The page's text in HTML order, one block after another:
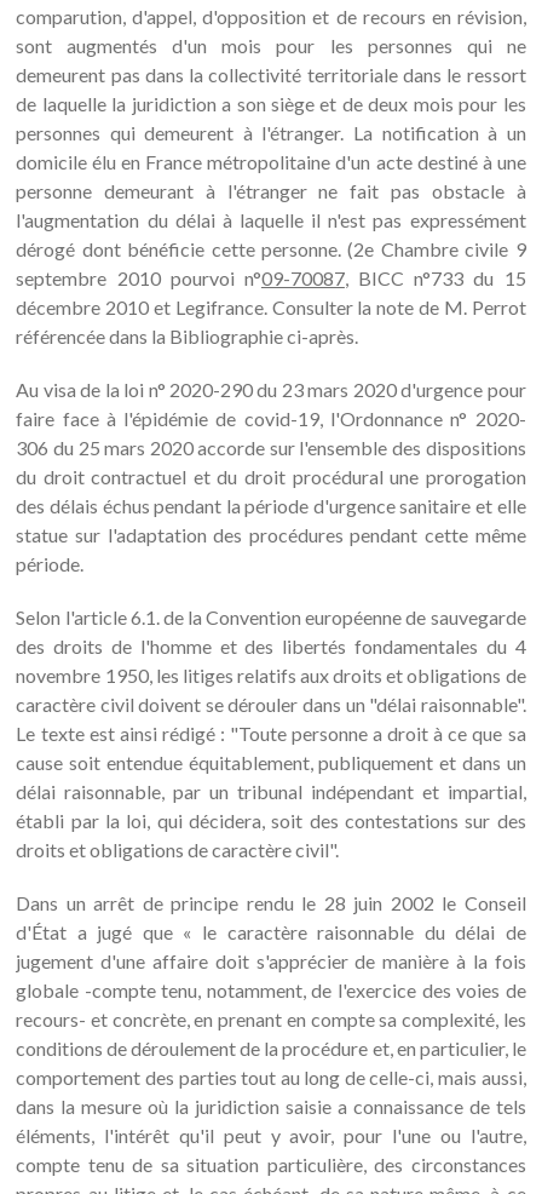
comparution, d'appel, d'opposition et de recours en révision,
sont augmentés d'un mois pour les personnes qui ne
demeurent pas dans la collectivité territoriale dans le ressort
de laquelle la juridiction a son siège et de deux mois pour les
personnes qui demeurent à l'étranger. La notification à un
domicile élu en France métropolitaine d'un acte destiné à une
personne demeurant à l'étranger ne fait pas obstacle à
l'augmentation du délai à laquelle il n'est pas expressément
dérogé dont bénéficie cette personne. (2e Chambre civile 9
septembre 2010 pourvoi n°09-70087, BICC n°733 du 15
décembre 2010 et Legifrance. Consulter la note de M. Perrot
référencée dans la Bibliographie ci-après.
Au visa de la loi n° 2020-290 du 23 mars 2020 d'urgence pour
faire face à l'épidémie de covid-19, l'Ordonnance n° 2020-
306 du 25 mars 2020 accorde sur l'ensemble des dispositions
du droit contractuel et du droit procédural une prorogation
des délais échus pendant la période d'urgence sanitaire et elle
statue sur l'adaptation des procédures pendant cette même
période.
Selon l'article 6.1. de la Convention européenne de sauvegarde
des droits de l'homme et des libertés fondamentales du 4
novembre 1950, les litiges relatifs aux droits et obligations de
caractère civil doivent se dérouler dans un "délai raisonnable".
Le texte est ainsi rédigé : "Toute personne a droit à ce que sa
cause soit entendue équitablement, publiquement et dans un
délai raisonnable, par un tribunal indépendant et impartial,
établi par la loi, qui décidera, soit des contestations sur des
droits et obligations de caractère civil".
Dans un arrêt de principe rendu le 28 juin 2002 le Conseil
d'État a jugé que « le caractère raisonnable du délai de
jugement d'une affaire doit s'apprécier de manière à la fois
globale -compte tenu, notamment, de l'exercice des voies de
recours- et concrète, en prenant en compte sa complexité, les
conditions de déroulement de la procédure et, en particulier, le
comportement des parties tout au long de celle-ci, mais aussi,
dans la mesure où la juridiction saisie a connaissance de tels
éléments, l'intérêt qu'il peut y avoir, pour l'une ou l'autre,
compte tenu de sa situation particulière, des circonstances